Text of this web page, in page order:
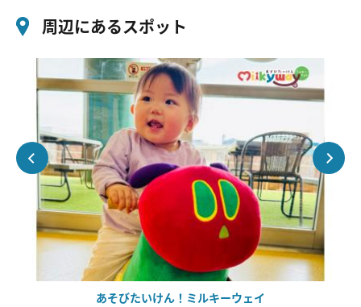
周辺にあるスポット
あそびたいけん！ミルキーウェイ